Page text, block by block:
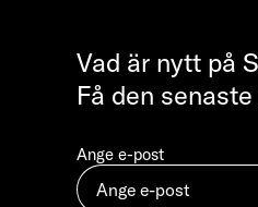
Vad är nytt på
Få den
Ange e-post